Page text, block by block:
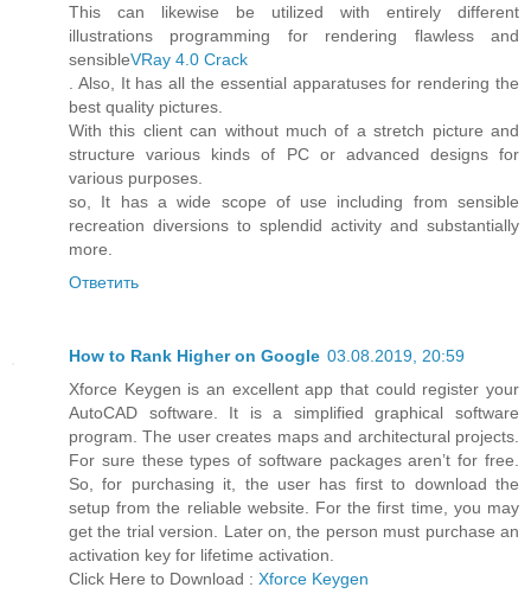
This can likewise be utilized with entirely different
illustrations programming for rendering flawless and
sensibleVRay 4.0 Crack
. Also, It has all the essential apparatuses for rendering the
best quality pictures.
With this client can without much of a stretch picture and
structure various kinds of PC or advanced designs for
various purposes.
so, It has a wide scope of use including from sensible
recreation diversions to splendid activity and substantially
more.
Ответить
How to Rank Higher on Google 03.08.2019, 20:59
Xforce Keygen is an excellent app that could register your
AutoCAD software. It is a simplified graphical software
program. The user creates maps and architectural projects.
For sure these types of software packages aren’t for free.
So, for purchasing it, the user has first to download the
setup from the reliable website. For the first time, you may
get the trial version. Later on, the person must purchase an
activation key for lifetime activation.
Click Here to Download : Xforce Keygen